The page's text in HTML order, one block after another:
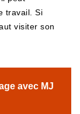
travail. Si
visiter son
avec MJ